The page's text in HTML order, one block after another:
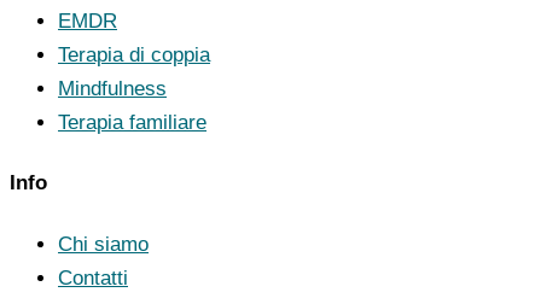
EMDR
Terapia di coppia
Mindfulness
Terapia familiare
Info
Chi siamo
Contatti